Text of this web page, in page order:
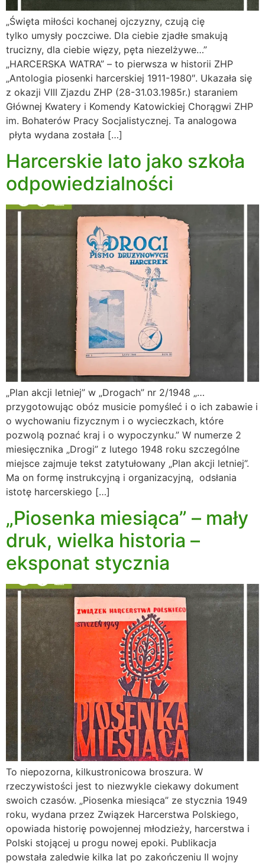
„Święta miłości kochanej ojczyzny, czują cię
tylko umysły poczciwe. Dla ciebie zjadłe smakują
trucizny, dla ciebie więzy, pęta niezelżywe…”
„HARCERSKA WATRA” – to pierwsza w historii ZHP
„Antologia piosenki harcerskiej 1911-1980″. Ukazała się
z okazji VIII Zjazdu ZHP (28-31.03.1985r.) staraniem
Głównej Kwatery i Komendy Katowickiej Chorągwi ZHP
im. Bohaterów Pracy Socjalistycznej. Ta analogowa
płyta wydana została […]
Harcerskie lato jako szkoła
odpowiedzialności
„Plan akcji letniej” w „Drogach” nr 2/1948 „…
przygotowując obóz musicie pomyśleć i o ich zabawie i
o wychowaniu fizycznym i o wycieczkach, które
pozwolą poznać kraj i o wypoczynku.” W numerze 2
miesięcznika „Drogi” z lutego 1948 roku szczególne
miejsce zajmuje tekst zatytułowany „Plan akcji letniej”.
Ma on formę instrukcyjną i organizacyjną, odsłania
istotę harcerskiego […]
„Piosenka miesiąca” – mały
druk, wielka historia –
eksponat stycznia
To niepozorna, kilkustronicowa broszura. W
rzeczywistości jest to niezwykle ciekawy dokument
swoich czasów. „Piosenka miesiąca” ze stycznia 1949
roku, wydana przez Związek Harcerstwa Polskiego,
opowiada historię powojennej młodzieży, harcerstwa i
Polski stojącej u progu nowej epoki. Publikacja
powstała zaledwie kilka lat po zakończeniu II wojny